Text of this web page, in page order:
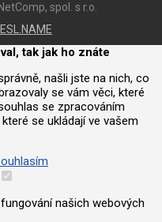
spol. s r.o.
tak jak ho znáte
našli jste na nich, co
se vám věci, které
se zpracováním
se ukládají ve vašem
našich webových